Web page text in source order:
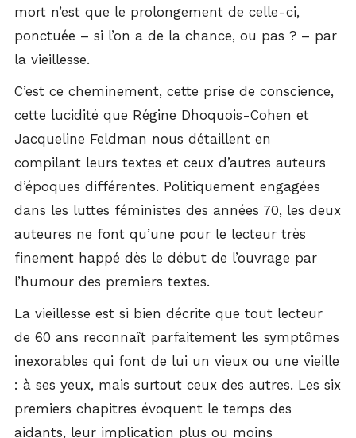
mort n’est que le prolongement de celle-ci,
ponctuée – si l’on a de la chance, ou pas ? – par
la vieillesse.
C’est ce cheminement, cette prise de conscience,
cette lucidité que Régine Dhoquois-Cohen et
Jacqueline Feldman nous détaillent en
compilant leurs textes et ceux d’autres auteurs
d’époques différentes. Politiquement engagées
dans les luttes féministes des années 70, les deux
auteures ne font qu’une pour le lecteur très
finement happé dès le début de l’ouvrage par
l’humour des premiers textes.
La vieillesse est si bien décrite que tout lecteur
de 60 ans reconnaît parfaitement les symptômes
inexorables qui font de lui un vieux ou une vieille
: à ses yeux, mais surtout ceux des autres. Les six
premiers chapitres évoquent le temps des
aidants, leur implication plus ou moins